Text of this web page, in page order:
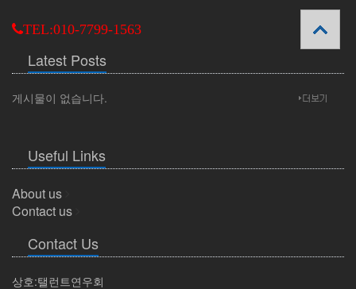
TEL:010-7799-1563
Latest Posts
게시물이 없습니다.
Useful Links
About us
Contact us
Contact Us
상호:탤런트연우회